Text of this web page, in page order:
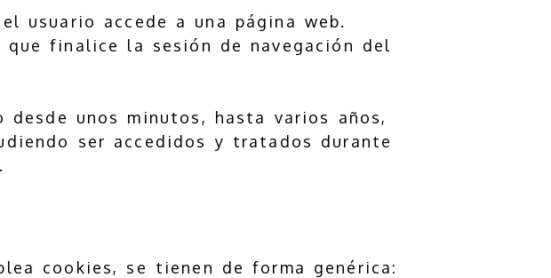
usuario accede a una página web.
finalice la sesión de navegación del
unos minutos, hasta varios años,
ser accedidos y tratados durante
cookies, se tienen de forma genérica: